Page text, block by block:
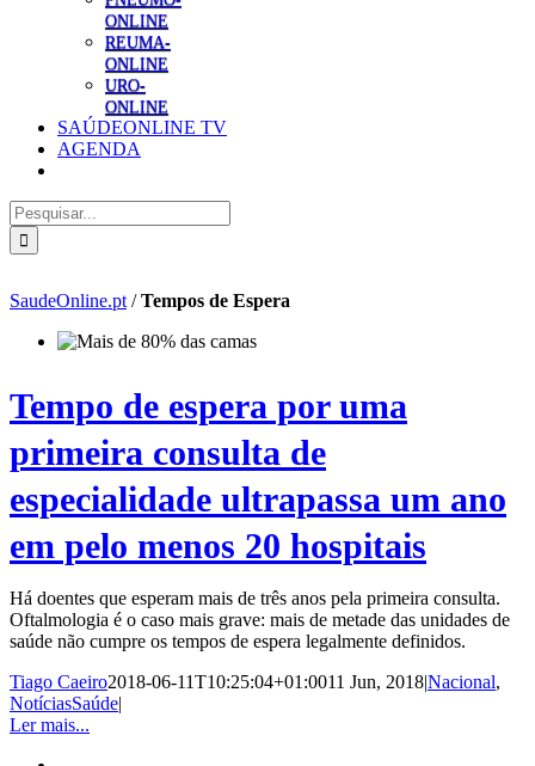
ONLINE
REUMA-
ONLINE
URO-
ONLINE
SAÚDEONLINE TV
AGENDA
Pesquisar
SaudeOnline.pt /Tempos de Espera
Tempo de espera por uma
primeira consulta de
especialidade ultrapassa um ano
em pelo menos 20 hospitais
Há doentes que esperam mais de três anos pela primeira consulta.
Oftalmologia é o caso mais grave: mais de metade das unidades de
saúde não cumpre os tempos de espera legalmente definidos.
Tiago Caeiro2018-06-11T10:25:04+01:0011 Jun, 2018|Nacional,
NotíciasSaúde|
Ler mais...